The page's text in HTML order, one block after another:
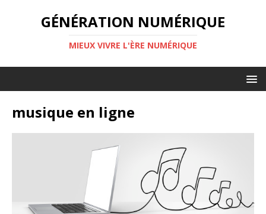
GÉNÉRATION NUMÉRIQUE
MIEUX VIVRE L'ÈRE NUMÉRIQUE
musique en ligne